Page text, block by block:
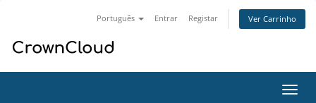
Português Entrar Registar Ver Carrinho